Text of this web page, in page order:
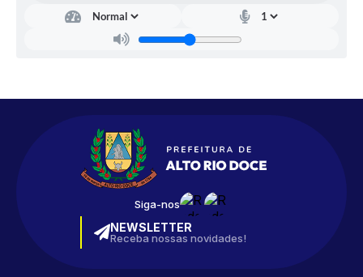
Siga-nos
NEWSLETTER
Receba nossas novidades!